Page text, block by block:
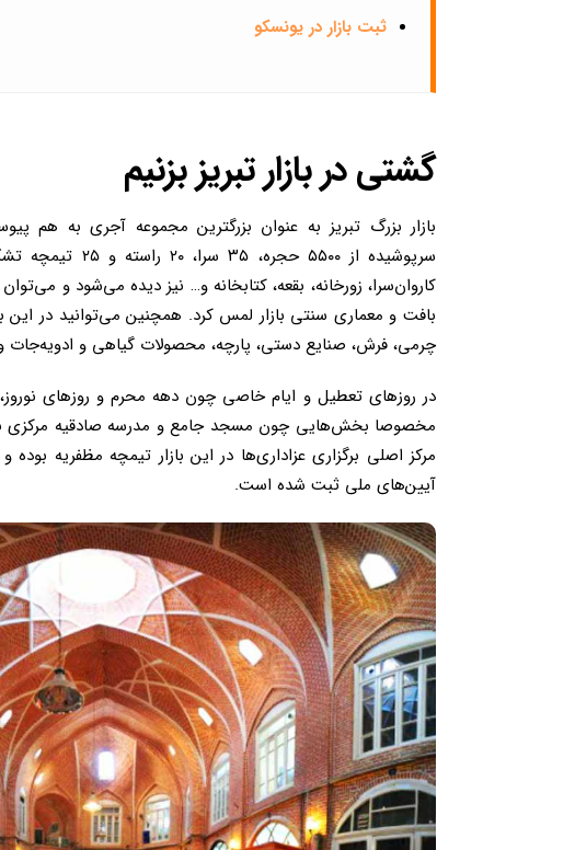
ثبت بازار در یونسکو
گشتی در بازار تبریز بزنیم
بازار بزرگ تبریز به عنوان بزرگترین مجموعه آجری به هم
سرپوشیده از
کاروان‌سرا، زورخانه، بقعه، کتابخانه و… نیز دیده می‌شود و
بافت و معماری سنتی بازار لمس کرد. همچنین می‌توانید در این
چرمی، فرش، صنایع دستی، پارچه، محصولات گیاهی و ادویه‌جات
در روزهای تعطیل و ایام خاصی چون دهه محرم و روزهای نوروز،
مخصوصا بخش‌هایی چون مسجد جامع و مدرسه صادقیه مرکزی
مرکز اصلی برگزاری عزاداری‌ها در این بازار تیمچه مظفریه
آیین‌های ملی ثبت شده است.